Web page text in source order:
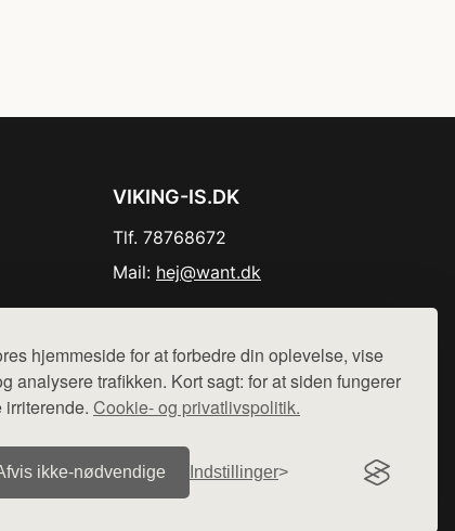
hjemmeside for at forbedre din oplevelse, vise
analysere trafikken. Kort sagt: for at siden fungerer
Cookie- og privatlivspolitik.
ikke‑nødvendige Indstillinger
VIKING-IS.DK
Tlf. 78768672
Mail: hej@want.dk
ikke varer fra denne side - vi henviser til de shops,